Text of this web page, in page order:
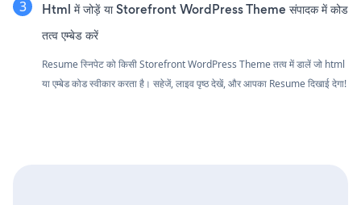
Html में जोड़ें या Storefront WordPress Theme संपादक में कोड
तत्व एम्बेड करें
Resume स्निपेट को किसी Storefront WordPress Theme तत्व में डालें जो html
या एम्बेड कोड स्वीकार करता है। सहेजें, लाइव पृष्ठ देखें, और आपका Resume दिखाई देगा!